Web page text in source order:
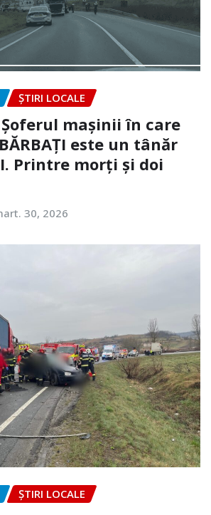
ȘTIRI LOCALE
Șoferul mașinii în care
este un tânăr
Printre morți și doi
30, 2026
ȘTIRI LOCALE